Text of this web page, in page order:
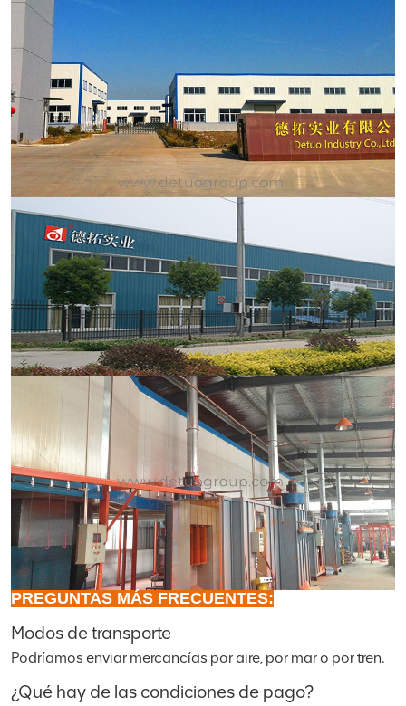
PREGUNTAS MÁS FRECUENTES:
Modos de transporte
Podríamos enviar mercancías por aire, por mar o por tren.
¿Qué hay de las condiciones de pago?